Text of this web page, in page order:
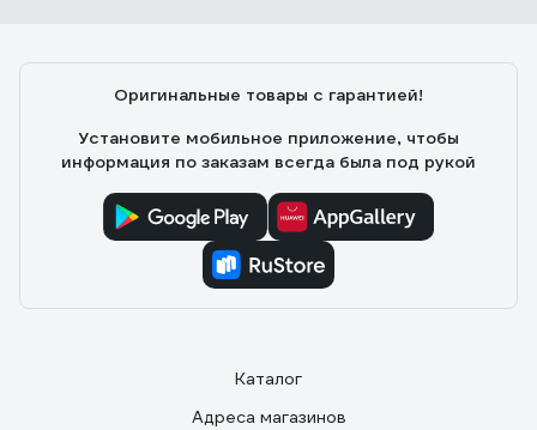
воду смотрит к стенке, из-за этого не прикрутить
колонкой напор появился очень сильный, почти такой
же как и холодной воды, до этого была Электролюкс
275, так с ней напор изначально был очень маленький.
Bosh греет очень хорошо,температура регулируется,
пьезорозжиг без батареек.
Оригинальные товары с гарантией!
Установите мобильное приложение, чтобы
информация по заказам всегда была под рукой
Каталог
Адреса магазинов